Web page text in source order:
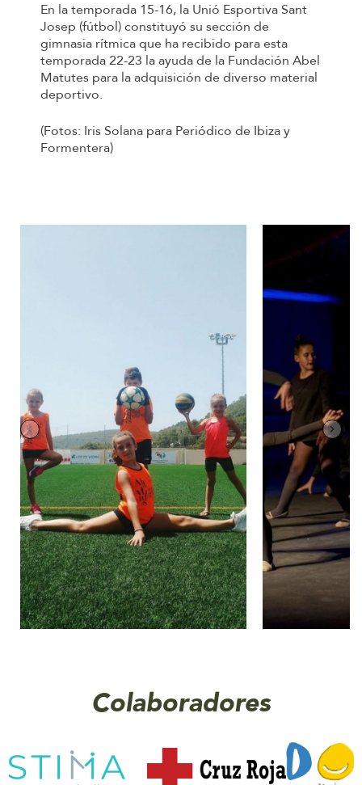
En la temporada 15-16, la Unió Esportiva Sant
Josep (fútbol) constituyó su sección de
gimnasia rítmica que ha recibido para esta
temporada 22-23 la ayuda de la Fundación Abel
Matutes para la adquisición de diverso material
deportivo.
(Fotos: Iris Solana para Periódico de Ibiza y
Formentera)
Colaboradores